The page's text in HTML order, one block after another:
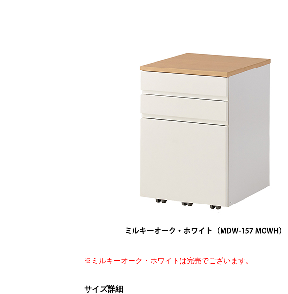
※ミルキーオーク・ホワイトは完売でございます。
サイズ詳細